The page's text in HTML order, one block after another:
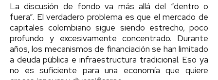
La discusión de fondo va más allá del “dentro o
fuera”. El verdadero problema es que el mercado de
capitales colombiano sigue siendo estrecho, poco
profundo y excesivamente concentrado. Durante
años, los mecanismos de financiación se han limitado
a deuda pública e infraestructura tradicional. Eso ya
no es suficiente para una economía que quiere